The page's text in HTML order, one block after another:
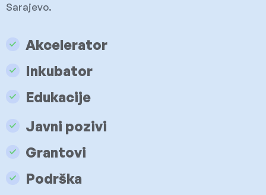
Sarajevo.
Akcelerator
Inkubator
Edukacije
Javni pozivi
Grantovi
Podrška